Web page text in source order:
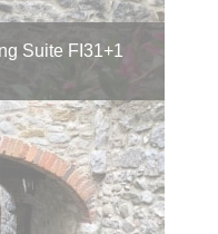
Suite FI31+1